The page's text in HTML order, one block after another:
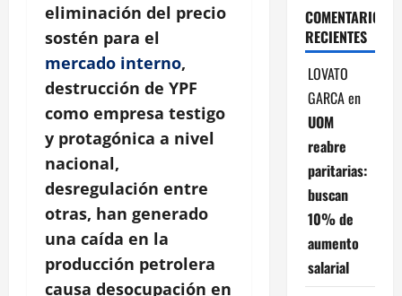
eliminación del precio
sostén para el
mercado interno,
destrucción de YPF
como empresa testigo
y protagónica a nivel
nacional,
desregulación entre
otras, han generado
una caída en la
producción petrolera
causa desocupación en
COMENTARIOS
RECIENTES
LOVATO
GARCAen
UOM
reabre
paritarias:
buscan
10% de
aumento
salarial